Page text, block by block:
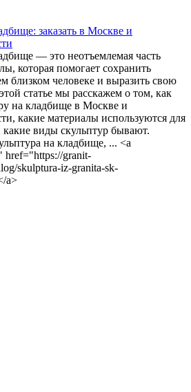
заказать в Москве и
— это неотъемлемая часть
которая помогает сохранить
близком человеке и выразить свою
статье мы расскажем о том, как
на кладбище в Москве и
какие материалы используются для
какие виды скульптур бывают.
на кладбище, ... <a
granit-
skulptura-iz-granita-sk-
a>